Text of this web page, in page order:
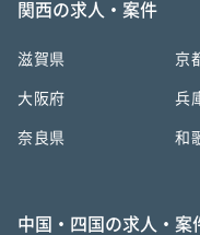
関西の求人・案件
滋賀県 京
大阪府 兵
奈良県 和
中国・四国の求人・案